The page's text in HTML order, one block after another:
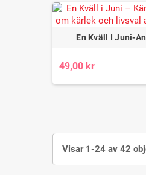
En Kväll I Juni-
49,00 kr
Visar 1-24 av 42